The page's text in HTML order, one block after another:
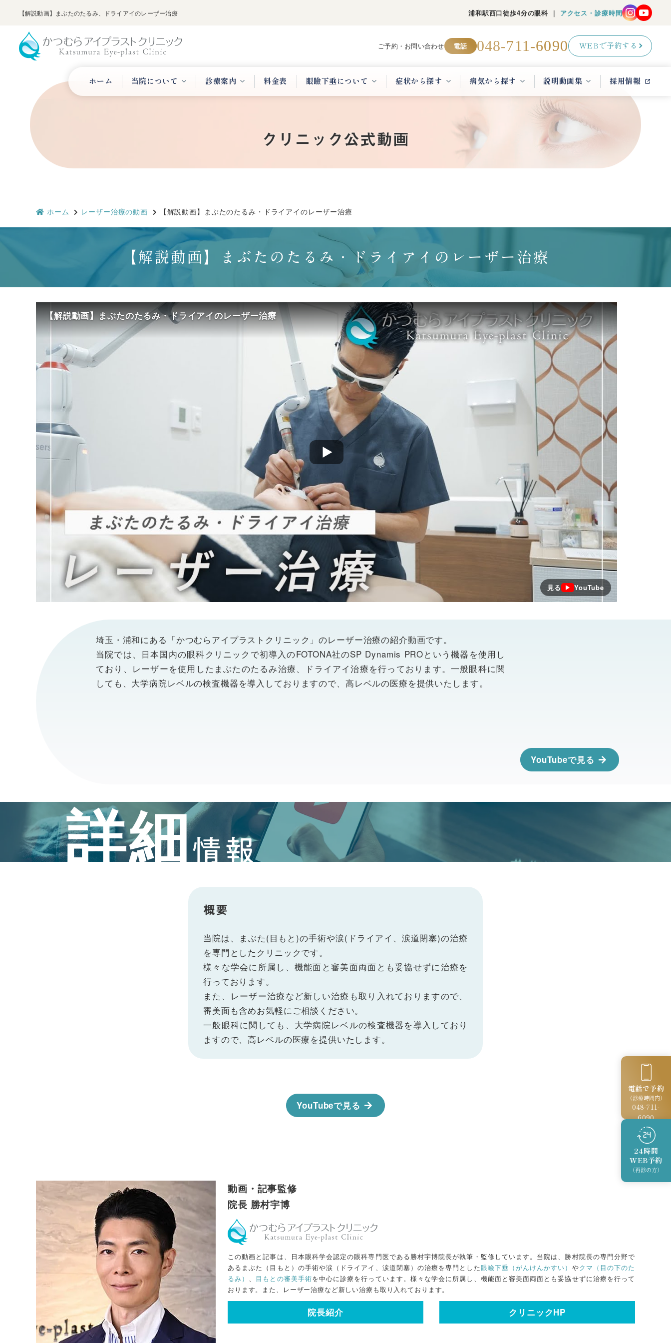
【解説動画】まぶたのたるみ、ドライアイのレーザー治療 浦和駅西口徒歩4分の眼科 ｜ アクセス・診療時間
ご予約・お問い合わせ 電話 048-711-6090 WEBで予約する
ホーム 当院について 診療案内 料金表 眼瞼下垂について 症状から探す 病気から探す 説明動画集 採用情報
電話で予約
（診療時間内）
048-711-
6090
24時間
WEB予約
（再診の方）
クリニック公式動画
ホーム レーザー治療の動画 【解説動画】まぶたのたるみ・ドライアイのレーザー治療
【解説動画】まぶたのたるみ・ドライアイのレーザー治療
【解説動画】まぶたのたるみ・ドライアイのレーザー治療
見る YouTube
埼玉・浦和にある「かつむらアイプラストクリニック」のレーザー治療の紹介動画です。
当院では、日本国内の眼科クリニックで初導入のFOTONA社のSP Dynamis PROという機器を使用し
ており、レーザーを使用したまぶたのたるみ治療、ドライアイ治療を行っております。一般眼科に関
しても、大学病院レベルの検査機器を導入しておりますので、高レベルの医療を提供いたします。
YouTubeで見る
詳細情報
概要
当院は、まぶた(目もと)の手術や涙(ドライアイ、涙道閉塞)の治療
を専門としたクリニックです。
様々な学会に所属し、機能面と審美面両面とも妥協せずに治療を
行っております。
また、レーザー治療など新しい治療も取り入れておりますので、
審美面も含めお気軽にご相談ください。
一般眼科に関しても、大学病院レベルの検査機器を導入しており
ますので、高レベルの医療を提供いたします。
YouTubeで見る
動画・記事監修
院長 勝村宇博
この動画と記事は、日本眼科学会認定の眼科専門医である勝村宇博院長が執筆・監修しています。当院は、勝村院長の専門分野で
あるまぶた（目もと）の手術や涙（ドライアイ、涙道閉塞）の治療を専門とした眼瞼下垂（がんけんかすい） やクマ（目の下のた
るみ）
目もとの審美手術を中心に診療を行っています。様々な学会に所属し、機能面と審美面両面とも妥協せずに治療を行って
おります。また、レーザー治療など新しい治療も取り入れております。
院長紹介 クリニックHP